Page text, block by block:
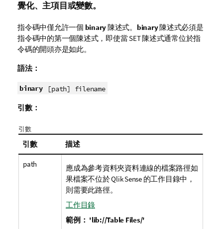
覺化、主項目或變數。
指令碼中僅允許一個 binary陳述式。 binary陳述式必須是
指令碼中的第一個陳述式，即使當 SET 陳述式通常位於指
令碼的開頭亦是如此。
語法：
binary [path] filename
引數：
引數
引數 描述
path
應成為參考資料夾資料連線的檔案路徑如
果檔案不位於Qlik Sense的工作目錄中，
則需要此路徑。
工作目錄
範例： 'lib://Table Files/'